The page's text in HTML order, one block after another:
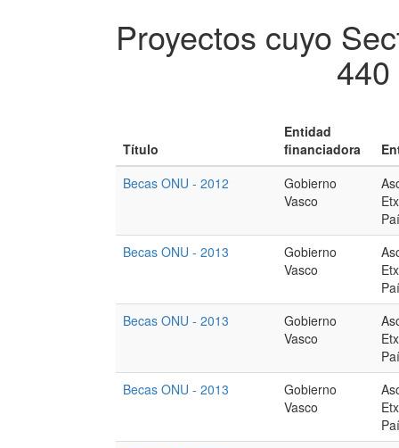
Proyectos cuyo
Título
Entidad
financiadora
Becas ONU - 2012
Gobierno
Vasco
Becas ONU - 2013
Gobierno
Vasco
Becas ONU - 2013
Gobierno
Vasco
Becas ONU - 2013
Gobierno
Vasco